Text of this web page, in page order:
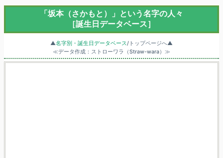
「坂本（さかもと）」という名字の人々
［誕生日データベース］
▲名字別・誕生日データベース/トップページへ▲
≪データ作成：ストローワラ（Straw-wara）≫